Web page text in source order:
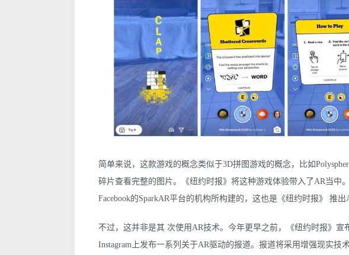
简单来说，这款游戏的概念类似于3D拼图游戏的概念，比如
碎片查看完整的图片。《纽约时报》将这种游戏体验带入了AR当中。
Facebook的SparkAR平台的机构所构建的，这也是《纽约时报》 推出
不过，这并非是其 次使用AR技术。今年更早之前，《纽约时报》宣
Instagram上发布一系列关于AR驱动的报道。报道将采用增强现实技